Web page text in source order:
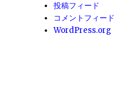
投稿フィード
コメントフィード
WordPress.org